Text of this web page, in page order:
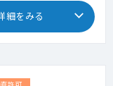
細をみる
許可